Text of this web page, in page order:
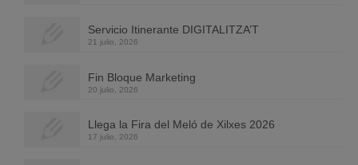
Servicio Itinerante DIGITALITZA’T
21 julio, 2026
Fin Bloque Marketing
20 julio, 2026
Llega la Fira del Meló de Xilxes 2026
17 julio, 2026